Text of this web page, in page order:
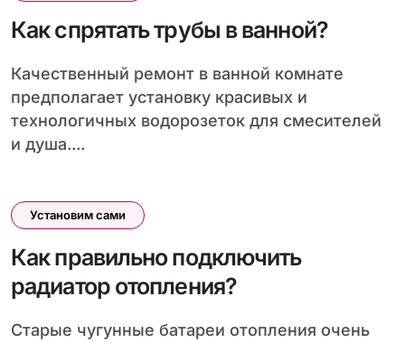
Как спрятать трубы в ванной?
Качественный ремонт в ванной комнате
предполагает установку красивых и
технологичных водорозеток для смесителей
и душа....
Установим сами
Как правильно подключить
радиатор отопления?
Старые чугунные батареи отопления очень